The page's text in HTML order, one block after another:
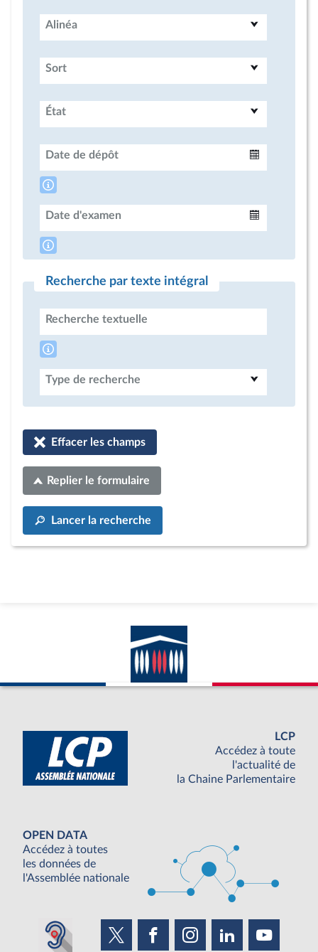
Alinéa
Sort
État
Date de dépôt
Date d'examen
Recherche par texte intégral
Recherche textuelle
Type de recherche
Effacer les champs
Replier le formulaire
Lancer la recherche
LCP
Accédez à toute
l'actualité de
la Chaine Parlementaire
OPEN DATA
Accédez à toutes
les données de
l'Assemblée nationale